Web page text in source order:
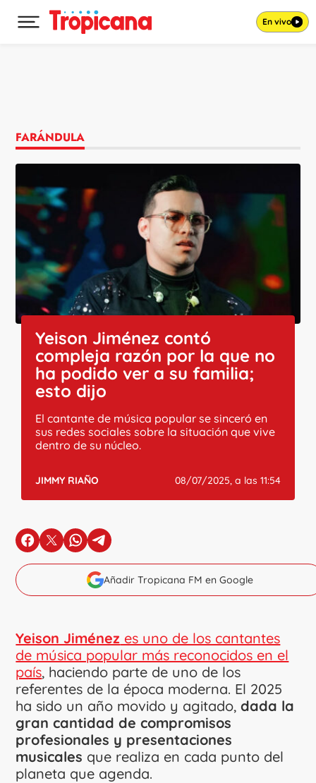
Desplegar menú principal En vivo
FARÁNDULA
Yeison Jiménez contó
compleja razón por la que no
ha podido ver a su familia;
esto dijo
El cantante de música popular se sinceró en
sus redes sociales sobre la situación que vive
dentro de su núcleo.
JIMMY RIAÑO 08/07/2025, a las 11:54
en Facebook
en Xen Whatsapp
en Telegram
Añadir Tropicana FM en Google
Yeison Jiménez es uno de los cantantes
de música popular más reconocidos en el
país, haciendo parte de uno de los
referentes de la época moderna. El 2025
ha sido un año movido y agitado, dada la
gran cantidad de compromisos
profesionales y presentaciones
musicales que realiza en cada punto del
planeta que agenda.